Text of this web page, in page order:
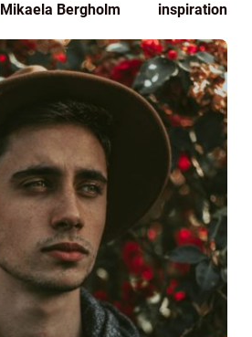
Mikaela Bergholm inspiration